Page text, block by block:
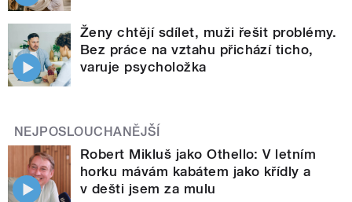
Ženy chtějí sdílet, muži řešit problémy.
Bez práce na vztahu přichází ticho,
varuje psycholožka
NEJPOSLOUCHANĚJŠÍ
Robert Mikluš jako Othello: V letním
horku mávám kabátem jako křídly a
v dešti jsem za mulu